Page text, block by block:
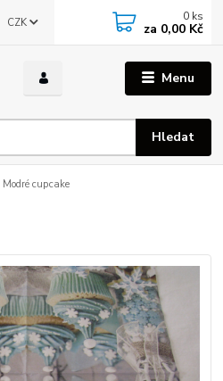
Menu
CZK
Hledat
0 ks
za 0,00 Kč
Modré cupcake